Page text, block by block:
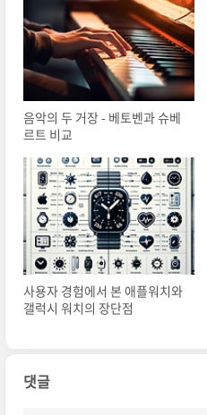
음악의 두 거장 - 베토벤과 슈베
르트 비교
사용자 경험에서 본 애플워치와
갤럭시 워치의 장단점
댓글